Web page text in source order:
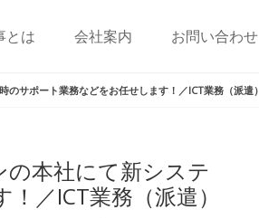
とは 会社案内 お問い合わせ
のサポート業務などをお任せします！／ICT業務（派遣）
の本社にて新システ
／ICT業務（派遣）